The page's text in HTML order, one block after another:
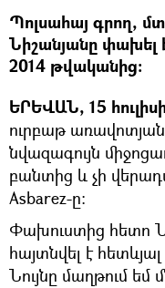
Պոլսահայ գրող,
Նիշանյանը փախել
2014 թվականից:
ԵՐԵՎԱՆ, 15
ուրբաթ առավոտյան
նվազագույն
բանտից և չի
Asbarez-ը:
Փախուստից հետո
հայտնվել է
Նույնը մաղթում եմ